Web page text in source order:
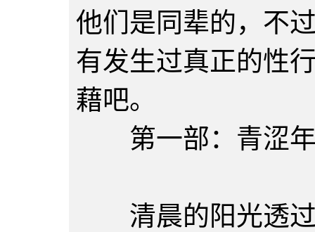
他们是同辈的，不
有发生过真正的性
藉吧。
第一部：青涩
清晨的阳光透过